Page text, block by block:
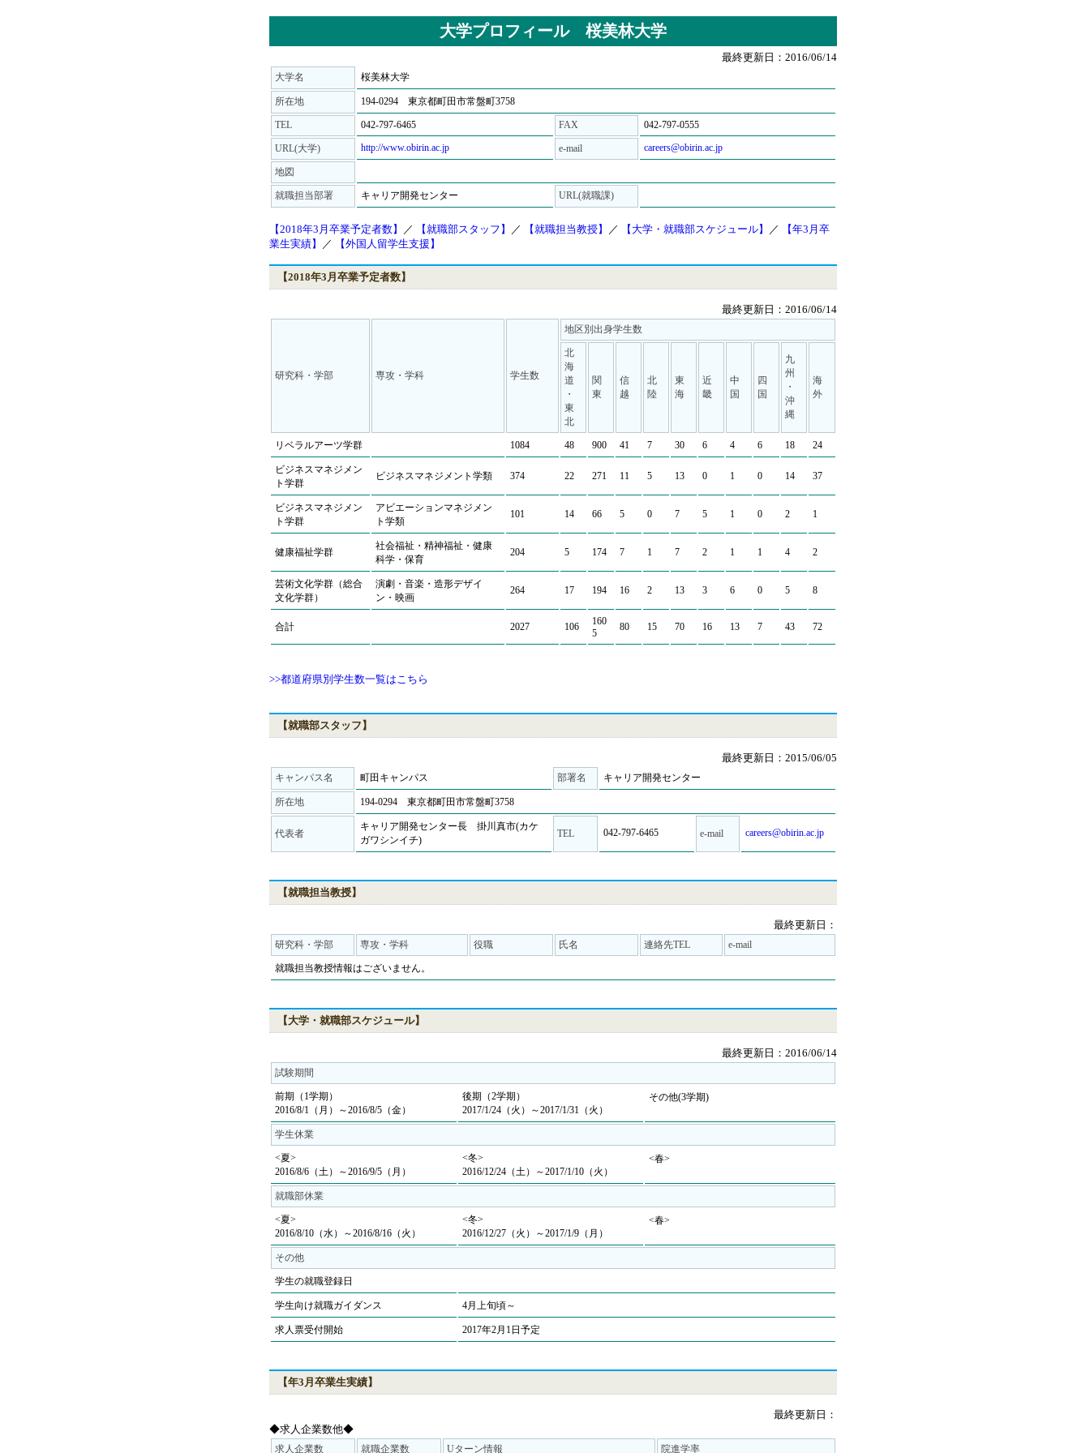
大学プロフィール 桜美林大学
最終更新日：2016/06/14
大学名 桜美林大学
所在地 194-0294 東京都町田市常盤町3758
TEL 042-797-6465 FAX 042-797-0555
URL(大学) http://www.obirin.ac.jp e-mail careers@obirin.ac.jp
地図
就職担当部署 キャリア開発センター URL(就職課)
【2018年3月卒業予定者数】 ／ 【就職部スタッフ】 ／ 【就職担当教授】 ／ 【大学・就職部スケジュール】 ／
【年3月卒
業生実績】
／ 【外国人留学生支援】
【2018年3月卒業予定者数】
最終更新日：2016/06/14
研究科・学部 専攻・学科 学生数
地区別出身学生数
北
海
道
・
東
北
関
東
信
越
北
陸
東
海
近
畿
中
国
四
国
九
州
・
沖
縄
海
外
リベラルアーツ学群 1084 48 900 41 7 30 6 4 6 18 24
ビジネスマネジメン
ト学群
ビジネスマネジメント学類 374 22 271 11 5 13 0 1 0 14 37
ビジネスマネジメン
ト学群
アビエーションマネジメン
ト学類
101 14 66 5 0 7 5 1 0 2 1
健康福祉学群
社会福祉・精神福祉・健康
科学・保育
204 5 174 7 1 7 2 1 1 4 2
芸術文化学群（総合
文化学群）
演劇・音楽・造形デザイ
ン・映画
264 17 194 16 2 13 3 6 0 5 8
合計 2027 106
160
5
80 15 70 16 13 7 43 72
>>都道府県別学生数一覧はこちら
【就職部スタッフ】
最終更新日：2015/06/05
キャンパス名 町田キャンパス 部署名 キャリア開発センター
所在地 194-0294 東京都町田市常盤町3758
代表者
キャリア開発センター長 掛川真市(カケ
ガワシンイチ)
TEL 042-797-6465 e-mail careers@obirin.ac.jp
【就職担当教授】
最終更新日：
研究科・学部 専攻・学科 役職 氏名 連絡先TEL e-mail
就職担当教授情報はございません。
【大学・就職部スケジュール】
最終更新日：2016/06/14
試験期間
前期（1学期）
2016/8/1（月）～2016/8/5（金）
後期（2学期）
2017/1/24（火）～2017/1/31（火）
その他(3学期)
学生休業
<夏>
2016/8/6（土）～2016/9/5（月）
<冬>
2016/12/24（土）～2017/1/10（火）
<春>
就職部休業
<夏>
2016/8/10（水）～2016/8/16（火）
<冬>
2016/12/27（火）～2017/1/9（月）
<春>
その他
学生の就職登録日
学生向け就職ガイダンス 4月上旬頃～
求人票受付開始 2017年2月1日予定
【年3月卒業生実績】
最終更新日：
◆求人企業数他◆
求人企業数 就職企業数 Uターン情報 院進学率